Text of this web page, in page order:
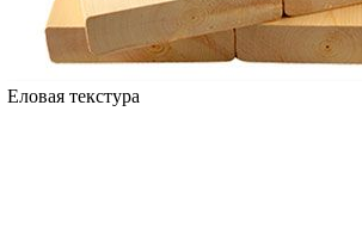
Еловая текстура